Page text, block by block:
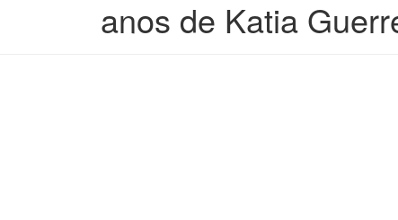
anos de Katia